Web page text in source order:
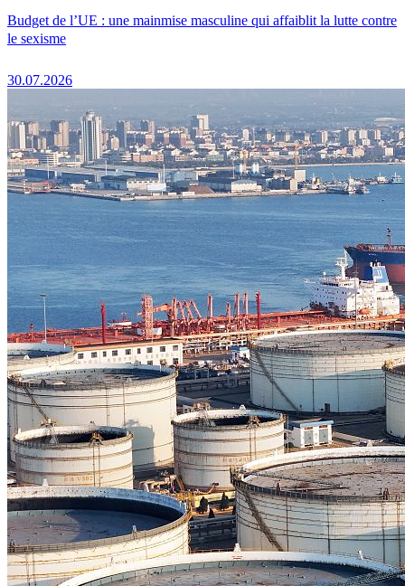
Budget de l’UE : une mainmise masculine qui affaiblit la lutte contre
le sexisme
30.07.2026